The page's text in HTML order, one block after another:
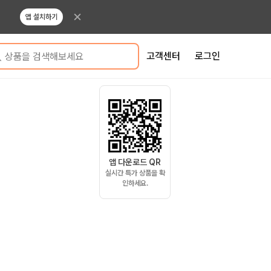
앱 설치하기
상품을 검색해보세요 고객센터 로그인
앱 다운로드 QR
실시간 특가 상품을 확
인하세요.